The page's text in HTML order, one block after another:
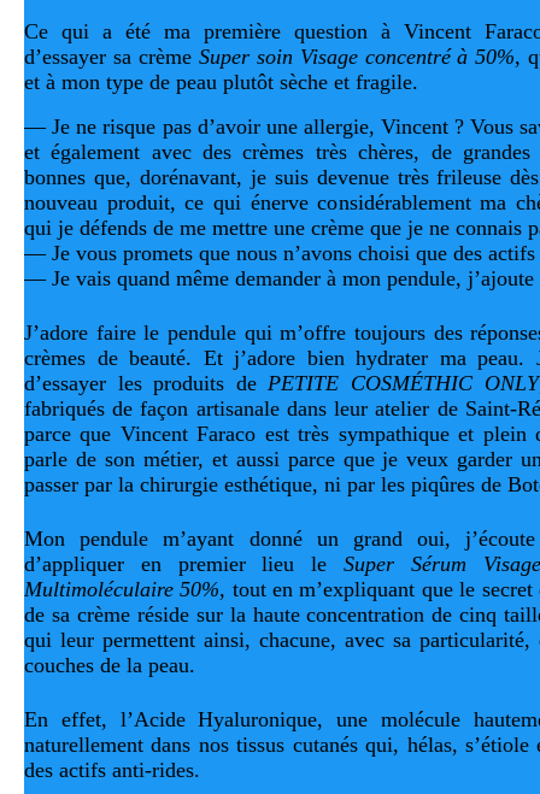
Ce qui a été ma première question à Vincent
d’essayer sa crème Super soin Visage concentré à 50%,
et à mon type de peau plutôt sèche et fragile.
— Je ne risque pas d’avoir une allergie, Vincent ? Vous
et également avec des crèmes très chères, de
bonnes que, dorénavant, je suis devenue très frileuse
nouveau produit, ce qui énerve considérablement ma
qui je défends de me mettre une crème que je ne connais
— Je vous promets que nous n’avons choisi que des
— Je vais quand même demander à mon pendule,
J’adore faire le pendule qui m’offre toujours des
crèmes de beauté. Et j’adore bien hydrater ma peau.
d’essayer les produits de PETITE COSMÉTHIC ONLY
fabriqués de façon artisanale dans leur atelier de Saint-
parce que Vincent Faraco est très sympathique et plein
parle de son métier, et aussi parce que je veux garder
passer par la chirurgie esthétique, ni par les piqûres de
Mon pendule m’ayant donné un grand oui,
d’appliquer en premier lieu le
Super Sérum Visage
Multimoléculaire 50%, tout en m’expliquant que le
de sa crème réside sur la haute concentration de cinq
qui leur permettent ainsi, chacune, avec sa particularité,
couches de la peau.
En effet, l’Acide Hyaluronique, une molécule
naturellement dans nos tissus cutanés qui, hélas,
des actifs anti-rides.